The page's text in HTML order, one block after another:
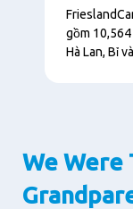
gồm
Hà Lan, Bỉ
We Were